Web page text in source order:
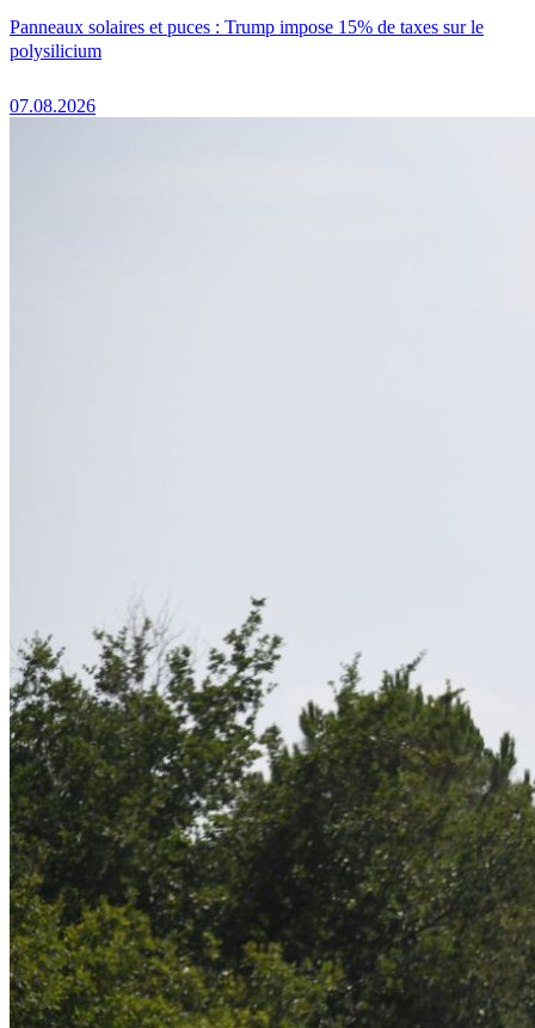
Panneaux solaires et puces : Trump impose 15% de taxes sur le
polysilicium
07.08.2026